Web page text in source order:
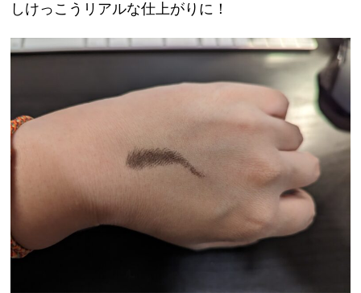
しけっこうリアルな仕上がりに！